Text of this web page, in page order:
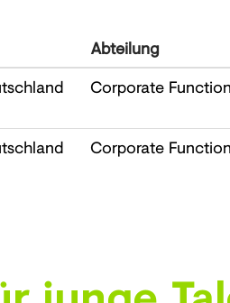
Abteilung
Corporate
Corporate